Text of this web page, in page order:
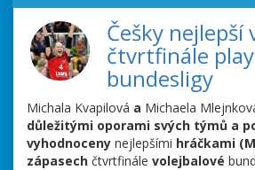
Češky nejlepší
čtvrtfinále
bundesligy
Michala Kvapilová a Michaela
důležitými oporami svých týmů a
vyhodnoceny nejlepšími hráčkami
zápasech čtvrtfinále volejbalové